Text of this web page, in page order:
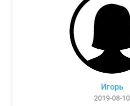
Игорь
2019-08-10